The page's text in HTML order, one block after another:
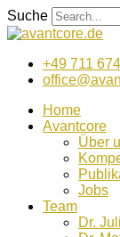
Zum
Inhalt
Suche
+49 711
Home
Avantcore
Über
Jobs
Team
Dr.